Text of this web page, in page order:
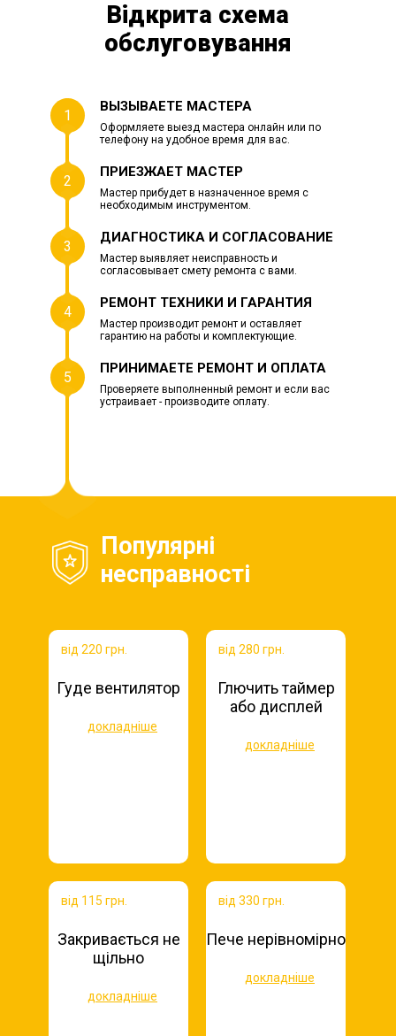
Відкрита схема
обслуговування
1
ВЫЗЫВАЕТЕ МАСТЕРА
Оформляете выезд мастера онлайн или по
телефону на удобное время для вас.
2
ПРИЕЗЖАЕТ МАСТЕР
Мастер прибудет в назначенное время с
необходимым инструментом.
3
ДИАГНОСТИКА И СОГЛАСОВАНИЕ
Мастер выявляет неисправность и
согласовывает смету ремонта с вами.
4
РЕМОНТ ТЕХНИКИ И ГАРАНТИЯ
Мастер производит ремонт и оставляет
гарантию на работы и комплектующие.
5
ПРИНИМАЕТЕ РЕМОНТ И ОПЛАТА
Проверяете выполненный ремонт и если вас
устраивает - производите оплату.
Популярні
несправності
від 220 грн.
Гуде вентилятор
докладніше
від 280 грн.
Глючить таймер
або дисплей
докладніше
від 115 грн.
Закривається не
щільно
докладніше
від 330 грн.
Пече нерівномірно
докладніше